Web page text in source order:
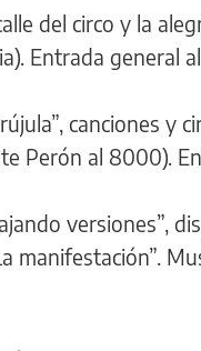
del circo y la
Entrada general
canciones y
Perón al 8000).
versiones”,
manifestación”.